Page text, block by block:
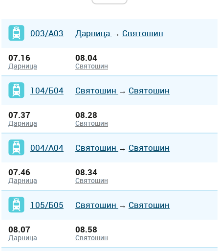
003/А03 Дарница → Святошин
07.16
Дарница
08.04
Святошин
104/Б04 Святошин → Святошин
07.37
Дарница
08.28
Святошин
004/А04 Святошин → Святошин
07.46
Дарница
08.34
Святошин
105/Б05 Святошин → Святошин
08.07
Дарница
08.58
Святошин